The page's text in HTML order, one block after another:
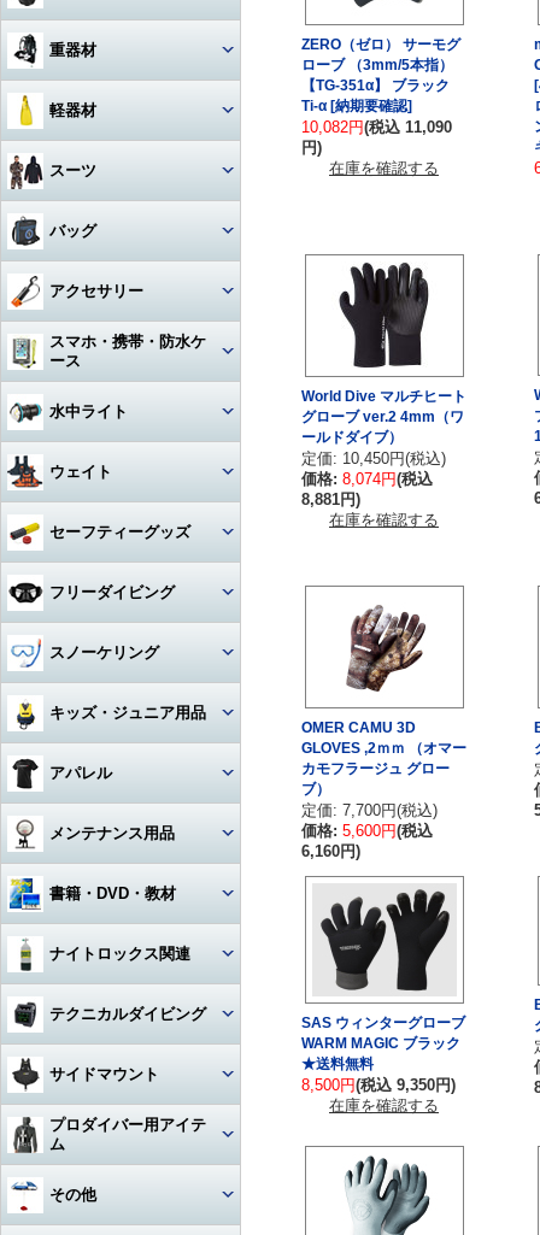
カメラ本体
カメラハウジング・ポート
一眼レフカメラハウジング
ミラーレスカメラハウジング
コンパクトカメラハウジング
ビデオカメラハウジング
ポート・ギア・オプション
レンズ
マクロレンズ
ワイドレンズ
レンズオプション・フィルタ
ー・アダプター
ストロボ
ストロボ本体
接続ケーブル
その他・アクセサリー
アーム・グリップ・ベース・ス
テー
フロートアーム
クランプ
アームセット
アーム関連
グリップ・ベース・ステー
アクションカメラ・GoPro
アクションカメラ・GoPro本
アクションカメラ・GoProア
クセサリー
ビデオライト
ビデオライト
ビデオライトアクセサリー・
パーツ
アクセサリー・その他
カメラメンテナンス用品
書籍・DVD
ウォッチタイプ
大画面モデル
トランスミッター
コンソールモデル
DCアクセサリー・パーツ
下取り・キャンペーン
重器材
レギュレター
レギュレター
DINモデル
アクセサリー・その他
オクトパス
ゲージ
3連ゲージ
2連ゲージ
シングルゲージ
BCジャケット
スタビタイプ
フロントアジャスタブルタイ
プ
アクセサリー・その他
オクトパスインフレーター
(AIR-2等)
インフレーター
水深計
激安！重器材セット
おススメ！重器材セット
軽器材
マスク
2眼タイプ
フルフェイスマスク
マスク用レンズ
度入りマスク
アクセサリ・パーツ・その他
スノーケル
スノーケル本体
アクセサリ・パーツ・その他
フィン
フルフットタイプ
ストラップタイプ
アクセサリ・パーツ・その他
ブーツ
フルフットフィン向け
デッキソール（ボート向け）
カレンダーソール（磯、ビー
チ向け）
ローカット
その他
グローブ
3シーズングローブ
サマーグローブ
ウィンターグローブ
その他
ソックス
軽器材セット
オススメ！軽器材セット
スーツ
ウェットスーツ
ウェットスーツアクセサリー
ウェットスーツインナー
ドライスーツ
ドライスーツアクセサリー
ドライスーツインナー
ラッシュガード
レギンス
ボートコート
バッグ
メッシュバッグ（フルサイズ）
メッシュバッグ（ミニ）
キャスター・キャリーバッグ
ギアバッグ
ハードケース
ウォータープルーフバッグ
レギュレターバッグ
フィンバッグ
スーツバッグ
その他
バッグアクセサリー・パーツ・
その他
アクセサリー
ナイフ
ステンレス
折りたたみ
クッキング向け
他
ハサミ
ラインカッター
カラビナ・フック
コイルランヤード
カラビナ・フック
カレントフック
その他
ストラップ
ホース・ゲージ・オクトパスホ
ルダー
スレート
指示棒
ベル・シェーカー
マスク曇り止め
トランシーバー・水中通話装置
ハンガー
時計（ダイバーウォッチ）
ログブック
リール
フロート
ロープ
日焼け止め・クラゲ除け
スマホ・携帯・防水ケ
ース
（DIVE）
iPhone・スマホ・携帯
iPad用
アクセサリー・その他
水中ライト
ワイドタイプ
ワイド・スポット切り替えタイ
ハロゲン・その他
ライトアクセサリー・パーツ
ウェイト
ウェイト
ベルトタイプ
ベストタイプ
アンクルウェイト
ソフトウェイト
ウェイトベルトアクセサリー・
その他
セーフティーグッズ
フロート・シグナルブイ
ケミカルライト・スティックラ
ライフジャケット
アクセサリー・その他
フリーダイビング
マスク
スノーケル
フリーダイビングコンピュータ
ー
アクセサリー・その他
スノーケリング
セット
マスク・スノーケル
フィン・ブーツ・グローブ
アクセサリー・その他
キッズ・ジュニア用品
ウェット・ウェア・ラッシュ
その他・アクセサリー
アパレル
Tシャツ
パーカー
ジャケット
パンツ
帽子
水着
サングラス
タオル
サンダル
メンテナンス用品
グリス・オイル
Oリング
ボンド
エアーガン
工具
ホース‐レギュレター
ホース‐BC
書籍・DVD・教材
図鑑
教材
その他
ナイトロックス関連
レギュレター
ゲージ
タンク
アクセサリー・その他
テクニカルダイビング
BC（プラダー・ウィング）
ダイブコンピューター
フィン
タンク関連
サイドマウント
レギュレター
アクセサリー・その他
プロダイバー用アイテ
ム
マスク・フィン
その他
ZERO（ゼロ） サーモグ
ローブ （3mm/5本指）
【TG-351α】 ブラック
Ti-α [納期要確認]
10,082円(税込 11,090
円)
在庫を確認する
World Dive マルチヒート
グローブ ver.2 4mm（ワ
ールドダイブ）
定価: 10,450円(税込)
価格: 8,074円(税込
8,881円)
在庫を確認する
OMER CAMU 3D
GLOVES ,2ｍｍ （オマー
カモフラージュ グロー
ブ）
定価: 7,700円(税込)
価格: 5,600円(税込
6,160円)
SAS ウィンターグローブ
WARM MAGIC ブラック
★送料無料
8,500円(税込 9,350円)
在庫を確認する